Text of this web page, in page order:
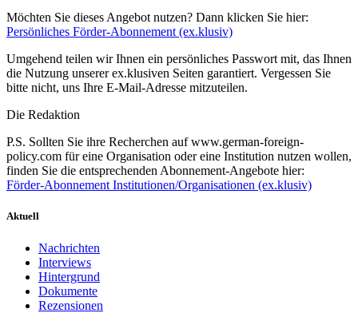
Möchten Sie dieses Angebot nutzen? Dann klicken Sie hier:
Persönliches Förder-Abonnement (ex.klusiv)
Umgehend teilen wir Ihnen ein persönliches Passwort mit, das Ihnen
die Nutzung unserer ex.klusiven Seiten garantiert. Vergessen Sie
bitte nicht, uns Ihre E-Mail-Adresse mitzuteilen.
Die Redaktion
P.S. Sollten Sie ihre Recherchen auf www.german-foreign-
policy.com für eine Organisation oder eine Institution nutzen wollen,
finden Sie die entsprechenden Abonnement-Angebote hier:
Förder-Abonnement Institutionen/Organisationen (ex.klusiv)
Aktuell
Nachrichten
Interviews
Hintergrund
Dokumente
Rezensionen